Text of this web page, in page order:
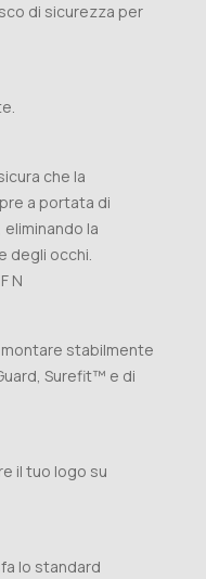
di sicurezza per
che la
a portata di
la
degli occhi.
N
montare stabilmente
Surefit™ e di
il tuo logo su
lo standard